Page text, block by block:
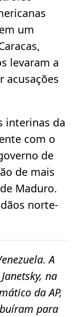
um
levaram a
acusações
interinas da
com o
de
de mais
Maduro.
norte-
A
na
da AP,
para